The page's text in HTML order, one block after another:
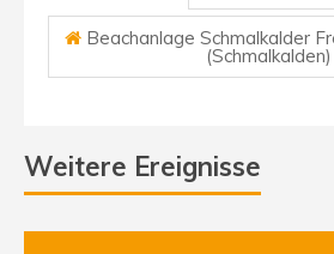
Beachanlage Schmalkalder
(Schmalkalden)
Weitere Ereignisse